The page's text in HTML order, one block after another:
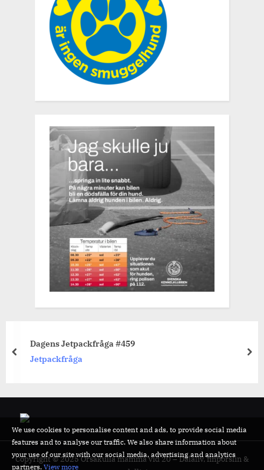
prev
Copyright © 2025 Orsakulla mamma vid 20 – Dalaliv, finporslin &
We use cookies to personalise content and ads, to provide social media
features and to analyse our traffic. We also share information about
your use of our site with our social media, advertising and analytics
partners. View more